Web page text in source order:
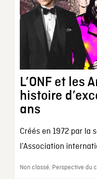
L’ONF et les
histoire
ans
Créés en 1972 par la
l’Association
Non classé, Perspective du